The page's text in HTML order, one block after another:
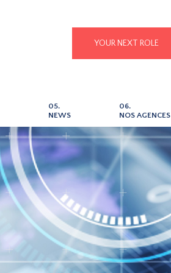
YOUR NEXT ROLE
05.
NEWS
06.
NOS AGENCES